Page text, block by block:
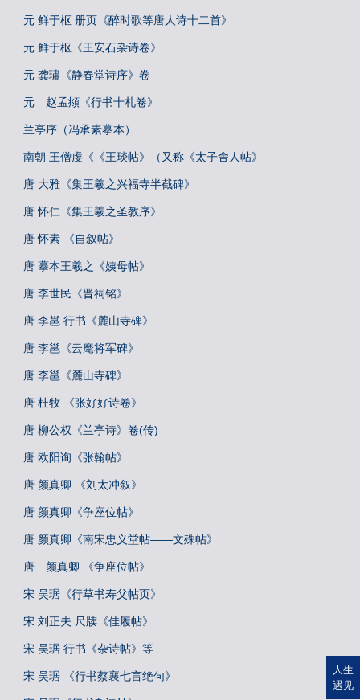
元 鲜于枢 册页《醉时歌等唐人诗十二首》
元 鲜于枢《王安石杂诗卷》
元 龚璛《静春堂诗序》卷
元 赵孟頫《行书十札卷》
兰亭序（冯承素摹本）
南朝 王僧虔《《王琰帖》（又称《太子舍人帖》
唐 大雅《集王羲之兴福寺半截碑》
唐 怀仁《集王羲之圣教序》
唐 怀素 《自叙帖》
唐 摹本王羲之《姨母帖》
唐 李世民《晋祠铭》
唐 李邕 行书《麓山寺碑》
唐 李邕《云麾将军碑》
唐 李邕《麓山寺碑》
唐 杜牧 《张好好诗卷》
唐 柳公权《兰亭诗》卷(传)
唐 欧阳询《张翰帖》
唐 颜真卿 《刘太冲叙》
唐 颜真卿《争座位帖》
唐 颜真卿《南宋忠义堂帖——文殊帖》
唐 颜真卿 《争座位帖》
宋 吴琚《行草书寿父帖页》
宋 刘正夫 尺牍《佳履帖》
宋 吴琚 行书《杂诗帖》等
宋 吴琚 《行书蔡襄七言绝句》
人生
遇见